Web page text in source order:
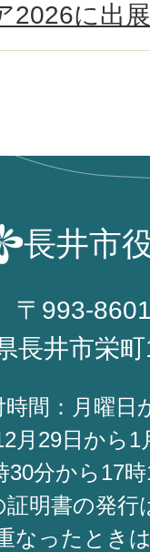
2026に出
長井市
〒993-
長井市栄
時間：月曜日
月29日から1
30分から17
証明書の発行
なったとき